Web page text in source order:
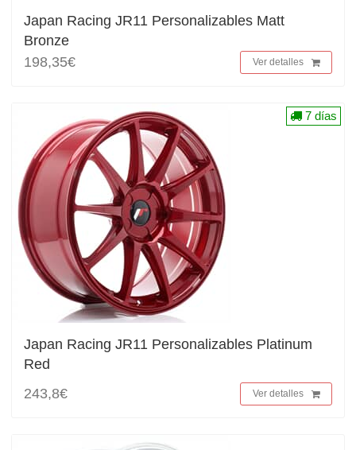
Japan Racing JR11 Personalizables Matt
Bronze
198,35€
Ver detalles
Japan Racing JR11 Personalizables Platinum
Red
243,8€
Ver detalles
7 días